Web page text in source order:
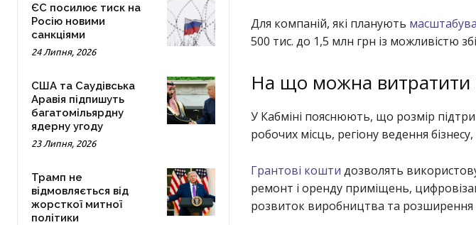
ЄС посилює тиск на
Росію новими
санкціями
24 Липня, 2026
США та Саудівська
Аравія підпишуть
багатомільярдну
ядерну угоду
23 Липня, 2026
Трамп не
відмовляється від
жорсткої митної
політики
Для компаній, які планують
500 тис. до 1,5 млн грн із можливістю
На що можна витратити
У Кабміні пояснюють, що розмір
робочих місць, регіону ведення
Грантові кошти дозволять
ремонт і оренду приміщень,
розвиток виробництва та